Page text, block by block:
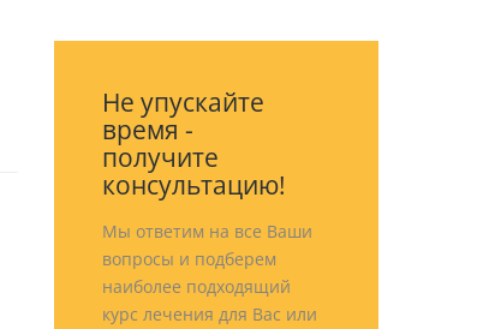
Не упускайте
время -
получите
консультацию!
Мы ответим на все Ваши
вопросы и подберем
наиболее подходящий
курс лечения для Вас или